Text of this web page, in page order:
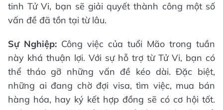
tinh Tử Vi, bạn sẽ giải quyết thành công một số
vấn đề đã tồn tại từ lâu.
Sự Nghiệp: Công việc của tuổi Mão trong tuần
này khá thuận lợi. Với sự hỗ trợ từ Tử Vi, bạn có
thể tháo gỡ những vấn đề kéo dài. Đặc biệt,
những ai đang chờ đợi visa, tìm việc, mua bán
hàng hóa, hay ký kết hợp đồng sẽ có cơ hội tốt.